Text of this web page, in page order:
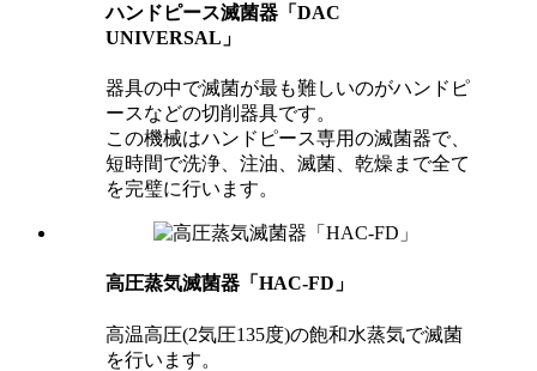
ハンドピース滅菌器「DAC
UNIVERSAL」
器具の中で滅菌が最も難しいのがハンドピ
ースなどの切削器具です。
この機械はハンドピース専用の滅菌器で、
短時間で洗浄、注油、滅菌、乾燥まで全て
を完璧に行います。
高圧蒸気滅菌器「HAC-FD」
高温高圧(2気圧135度)の飽和水蒸気で滅菌
を行います。